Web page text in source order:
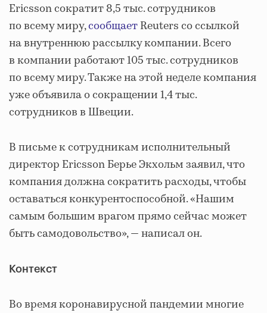
Ericsson сократит 8,5 тыс. сотрудников
по всему миру,сообщаетReuters со ссылкой
на внутреннюю рассылку компании. Всего
в компании работают 105 тыс. сотрудников
по всему миру. Также на этой неделе компания
уже объявила о сокращении 1,4 тыс.
сотрудников в Швеции.
В письме к сотрудникам исполнительный
директор Ericsson Берье Экхольм заявил, что
компания должна сократить расходы, чтобы
оставаться конкурентоспособной. «Нашим
самым большим врагом прямо сейчас может
быть самодовольство», — написал он.
Контекст
Во время коронавирусной пандемии многие